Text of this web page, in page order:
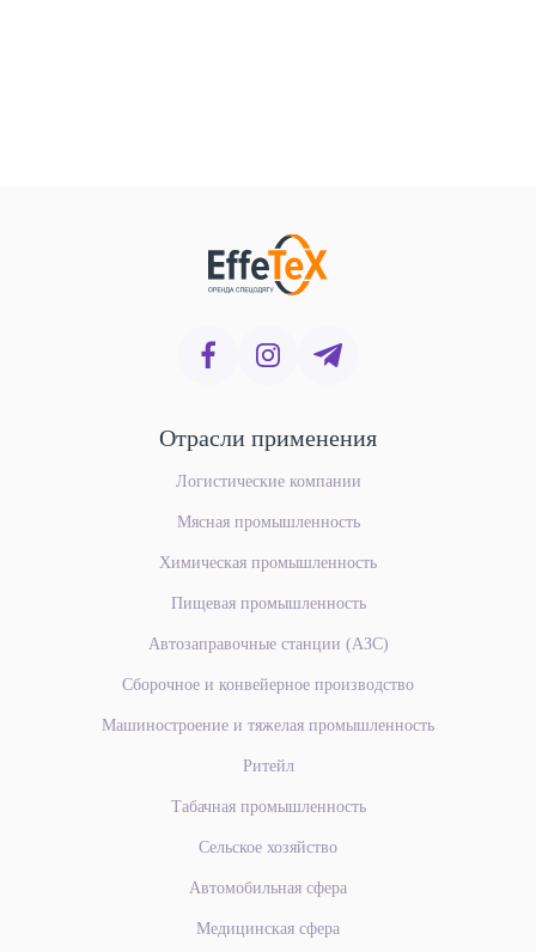
Отрасли применения
Логистические компании
Мясная промышленность
Химическая промышленность
Пищевая промышленность
Автозаправочные станции (АЗС)
Сборочное и конвейерное производство
Машиностроение и тяжелая промышленность
Ритейл
Табачная промышленность
Сельское хозяйство
Автомобильная сфера
Медицинская сфера